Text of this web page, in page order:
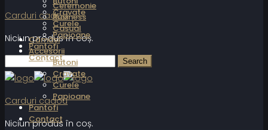
Carduri cadou
Niciun produs în coș.
Cravate
Curele
Papioane
Pantofi
Contact
Carduri cadou
Niciun produs în coș.
Ceremonie
Business
Casual
Cămăși
Accesorii
Butoni
Cravate
Curele
Papioane
Pantofi
Contact